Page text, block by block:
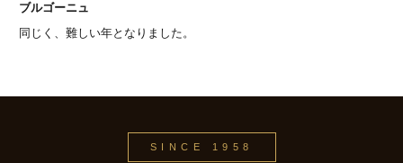
ブルゴーニュ
同じく、難しい年となりました。
SINCE 1958